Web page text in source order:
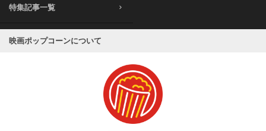
特集記事一覧
映画ポップコーンについて